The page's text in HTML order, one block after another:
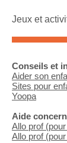
Jeux et
Conseils et
Aider son
Sites pour
Yoopa
Aide
Allo prof
Allo prof